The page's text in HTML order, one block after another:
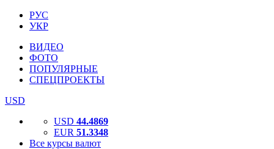
РУС
УКР
ВИДЕО
ФОТО
ПОПУЛЯРНЫЕ
СПЕЦПРОЕКТЫ
USD
USD 44.4869
EUR 51.3348
Все курсы валют